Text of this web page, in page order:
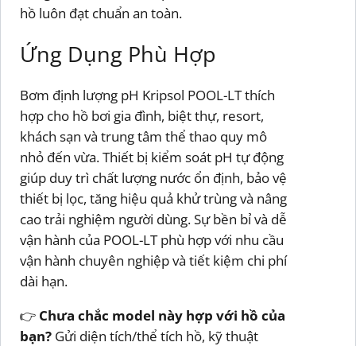
hồ luôn đạt chuẩn an toàn.
Ứng Dụng Phù Hợp
Bơm định lượng pH Kripsol POOL-LT thích
hợp cho hồ bơi gia đình, biệt thự, resort,
khách sạn và trung tâm thể thao quy mô
nhỏ đến vừa. Thiết bị kiểm soát pH tự động
giúp duy trì chất lượng nước ổn định, bảo vệ
thiết bị lọc, tăng hiệu quả khử trùng và nâng
cao trải nghiệm người dùng. Sự bền bỉ và dễ
vận hành của POOL-LT phù hợp với nhu cầu
vận hành chuyên nghiệp và tiết kiệm chi phí
dài hạn.
👉 Chưa chắc model này hợp với hồ của
bạn? Gửi diện tích/thể tích hồ, kỹ thuật